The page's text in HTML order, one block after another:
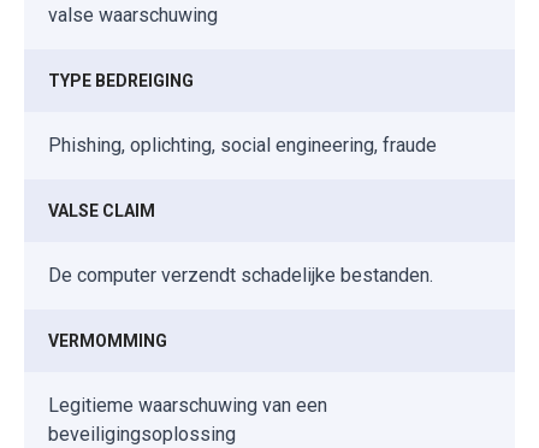
valse waarschuwing
TYPE BEDREIGING
Phishing, oplichting, social engineering, fraude
VALSE CLAIM
De computer verzendt schadelijke bestanden.
VERMOMMING
Legitieme waarschuwing van een
beveiligingsoplossing